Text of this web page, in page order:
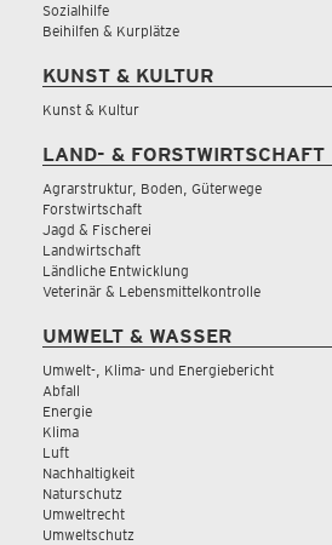
Sozialhilfe
Beihilfen & Kurplätze
KUNST & KULTUR
Kunst & Kultur
LAND- & FORSTWIRTSCHAFT
Agrarstruktur, Boden, Güterwege
Forstwirtschaft
Jagd & Fischerei
Landwirtschaft
Ländliche Entwicklung
Veterinär & Lebensmittelkontrolle
UMWELT & WASSER
Umwelt-, Klima- und Energiebericht
Abfall
Energie
Klima
Luft
Nachhaltigkeit
Naturschutz
Umweltrecht
Umweltschutz